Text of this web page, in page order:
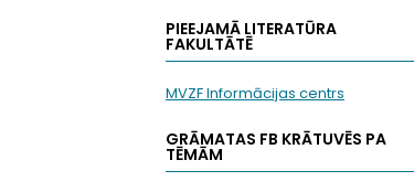
PIEEJAMĀ LITERATŪRA
FAKULTĀTĒ
MVZF Informācijas centrs
GRĀMATAS FB KRĀTUVĒS PA
TĒMĀM